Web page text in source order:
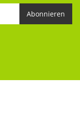
Abonnieren